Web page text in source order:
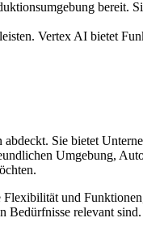
bereit.
Vertex AI bietet
Sie bietet
Umgebung,
und
relevant